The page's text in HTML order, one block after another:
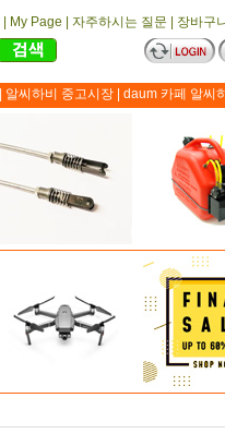
My Page 자주하시는 질문
장바구
알씨하비 중고시장 daum 카페 알씨